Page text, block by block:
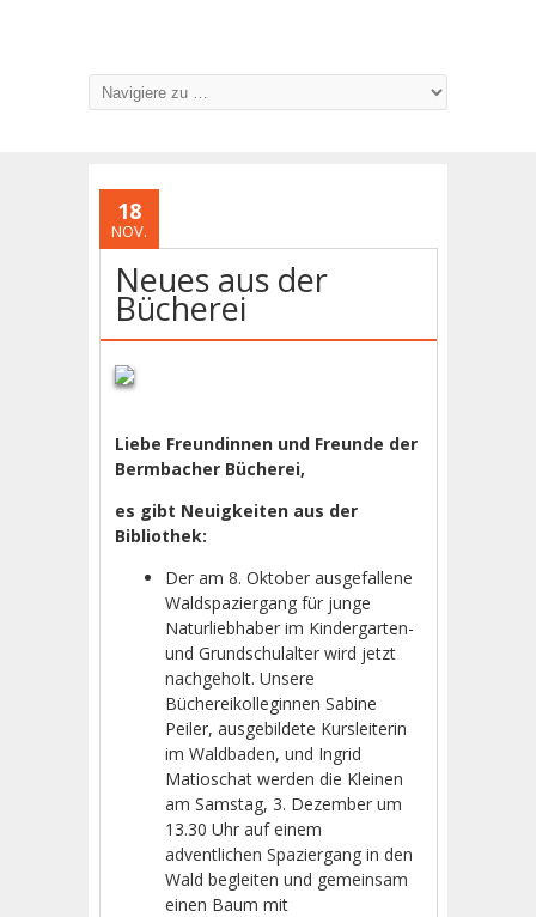
18
NOV.
Neues aus der
Bücherei
Liebe Freundinnen und Freunde der
Bermbacher Bücherei,
es gibt Neuigkeiten aus der
Bibliothek:
Der am 8. Oktober ausgefallene
Waldspaziergang für junge
Naturliebhaber im Kindergarten-
und Grundschulalter wird jetzt
nachgeholt. Unsere
Büchereikolleginnen Sabine
Peiler, ausgebildete Kursleiterin
im Waldbaden, und Ingrid
Matioschat werden die Kleinen
am Samstag, 3. Dezember um
13.30 Uhr auf einem
adventlichen Spaziergang in den
Wald begleiten und gemeinsam
einen Baum mit